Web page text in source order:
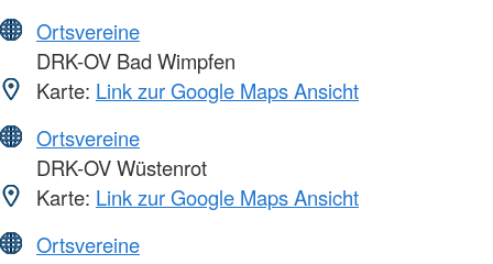
Ortsvereine
DRK-OV Bad Wimpfen
Karte: Link zur Google Maps Ansicht
Ortsvereine
DRK-OV Wüstenrot
Karte: Link zur Google Maps Ansicht
Ortsvereine